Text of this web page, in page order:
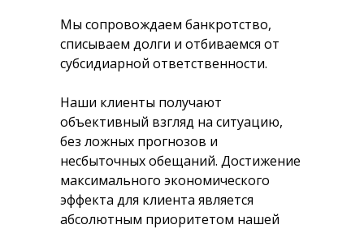
Мы сопровождаем банкротство,
списываем долги и отбиваемся от
субсидиарной ответственности.
Наши клиенты получают
объективный взгляд на ситуацию,
без ложных прогнозов и
несбыточных обещаний. Достижение
максимального экономического
эффекта для клиента является
абсолютным приоритетом нашей